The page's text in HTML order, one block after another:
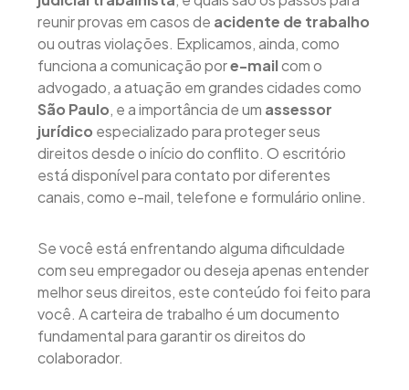
reunir provas em casos de acidente de trabalho
ou outras violações. Explicamos, ainda, como
funciona a comunicação pore-mailcom o
advogado, a atuação em grandes cidades como
São Paulo, e a importância de um assessor
jurídico especializado para proteger seus
direitos desde o início do conflito. O escritório
está disponível para contato por diferentes
canais, como e-mail, telefone e formulário online.
Se você está enfrentando alguma dificuldade
com seu empregador ou deseja apenas entender
melhor seus direitos, este conteúdo foi feito para
você. A carteira de trabalho é um documento
fundamental para garantir os direitos do
colaborador.